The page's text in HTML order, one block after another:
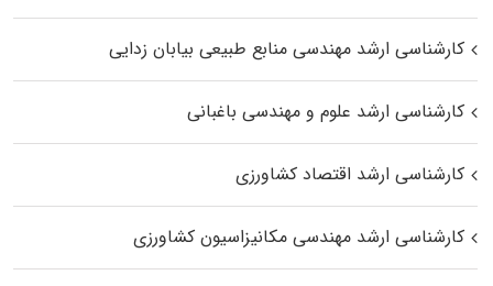
کارشناسی ارشد مهندسی منابع طبیعی بیابان زدایی
کارشناسی ارشد علوم و مهندسی باغبانی
کارشناسی ارشد اقتصاد کشاورزی
کارشناسی ارشد مهندسی مکانیزاسیون کشاورزی